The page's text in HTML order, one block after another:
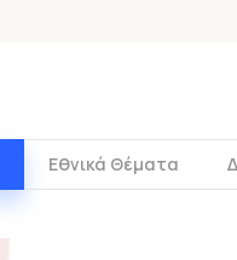
Εθνικά Θέματα